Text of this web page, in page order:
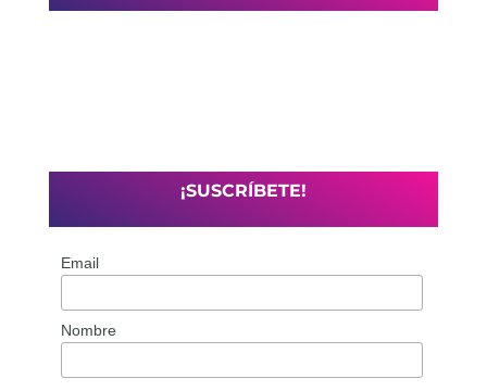
¡SUSCRÍBETE!
Email
Nombre